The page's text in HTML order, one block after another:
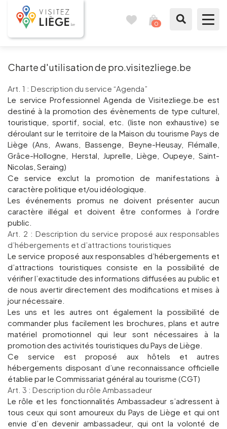
0
Like a citizen of Liège
Prepare my stay
Our suggestions
City of Liège
Agenda
Follow us
Presse
Groups and tour operators
FR EN NL DE
Charte d'utilisation de pro.visitezliege.be
Art. 1 : Description du service “Agenda”
Le service Professionnel Agenda de Visitezliege.be est
destiné à la promotion des évènements de type culturel,
touristique, sportif, social, etc. (liste non exhaustive) se
déroulant sur le territoire de la Maison du tourisme Pays de
Liège (Ans, Awans, Bassenge, Beyne-Heusay, Flémalle,
Grâce-Hollogne, Herstal, Juprelle, Liège, Oupeye, Saint-
Nicolas, Seraing)
Ce service exclut la promotion de manifestations à
caractère politique et/ou idéologique.
Les événements promus ne doivent présenter aucun
caractère illégal et doivent être conformes à l'ordre
public.
Art. 2 : Description du service proposé aux responsables
d’hébergements et d’attractions touristiques
Le service proposé aux responsables d’hébergements et
d’attractions touristiques consiste en la possibilité de
vérifier l’exactitude des informations diffusées au public et
de nous avertir directement des modifications et mises à
jour nécessaire.
Les uns et les autres ont également la possibilité de
commander plus facilement les brochures, plans et autre
matériel promotionnel qui leur sont nécessaires à la
promotion des activités touristiques du Pays de Liège.
Ce service est proposé aux hôtels et autres
hébergements disposant d’une reconnaissance officielle
établie par le Commissariat général au tourisme (CGT)
Art. 3 : Description du rôle Ambassadeur
Le rôle et les fonctionnalités Ambassadeur s’adressent à
tous ceux qui sont amoureux du Pays de Liège et qui ont
envie d’en devenir ambassadeur, qui ont la volonté de